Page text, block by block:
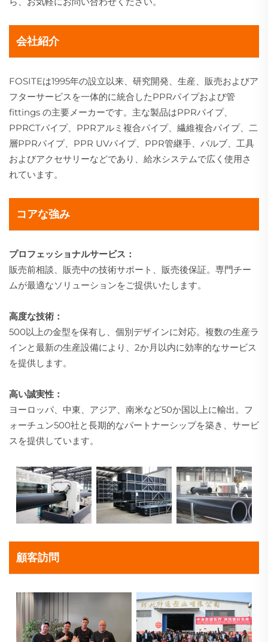
会社紹介
FOSITEは1995年の設立以来、研究開発、生産、販売およびア
フターサービスを一体的に統合したPPRパイプおよび管
fittings の主要メーカーです。主な製品はPPRパイプ、
PPRCTパイプ、PPRアルミ複合パイプ、繊維複合パイプ、二
層PPRパイプ、PPR UVパイプ、PPR管継手、バルブ、工具
およびアクセサリーなどであり、給水システムで広く使用さ
れています。
コアな強み
プロフェッショナルサービス：
販売前相談、販売中の技術サポート、販売後保証。専門チー
ムが最適なソリューションをご提供いたします。
高度な技術：
500以上の金型を保有し、個別デザインに対応。複数の生産ラ
インと最新の生産設備により、2か月以内に効率的なサービス
を提供します。
高い誠実性：
ヨーロッパ、中東、アジア、南米など50か国以上に輸出。フ
ォーチュン500社と長期的なパートナーシップを築き、サービ
スを提供しています。
顧客訪問